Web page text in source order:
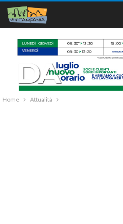
Home Attualità